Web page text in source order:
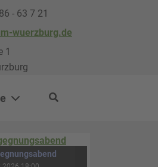
- 63 7 21
wuerzburg.de
1